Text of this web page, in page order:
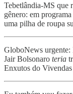
Tebetlândia-MS que
gênero: em
uma pilha de roupa
GloboNews urgente:
Jair Bolsonaro teria
Enxutos do